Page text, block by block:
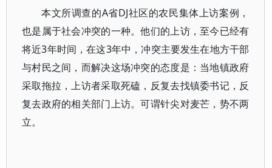
本文所调查的A省DJ社区的农民集体上访案例，
也是属于社会冲突的一种。他们的上访，至今已经有
将近3年时间，在这3年中，冲突主要发生在地方干部
与村民之间，而解决这场冲突的态度是：当地镇政府
采取拖拉，上访者采取死磕，反复去找镇委书记，反
复去政府的相关部门上访。可谓针尖对麦芒，势不两
立。